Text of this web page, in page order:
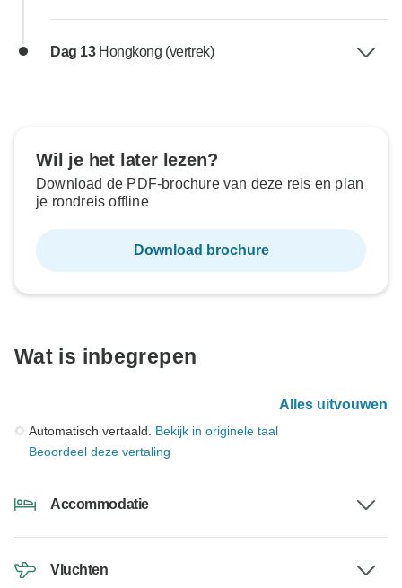
Dag 13 Hongkong (vertrek)
Wil je het later lezen?
Download de PDF-brochure van deze reis en plan
je rondreis offline
Download brochure
Wat is inbegrepen
Alles uitvouwen
Automatisch vertaald. Bekijk in originele taal
Beoordeel deze vertaling
Accommodatie
Vluchten